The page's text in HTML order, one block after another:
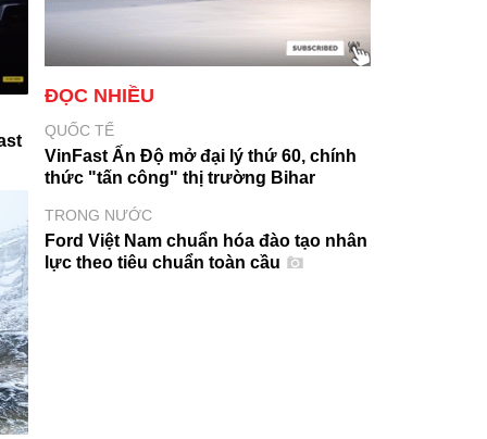
ĐỌC NHIỀU
QUỐC TẾ
VinFast Ấn Độ mở đại lý thứ 60, chính
thức "tấn công" thị trường Bihar
TRONG NƯỚC
Ford Việt Nam chuẩn hóa đào tạo nhân
lực theo tiêu chuẩn toàn cầu